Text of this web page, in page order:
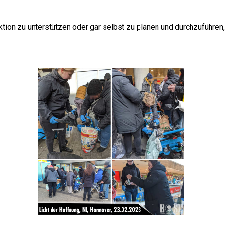
zu unterstützen oder gar selbst zu planen und